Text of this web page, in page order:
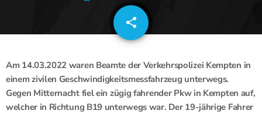
share
email
Am 14.03.2022 waren Beamte der Verkehrspolizei Kempten in
einem zivilen Geschwindigkeitsmessfahrzeug unterwegs.
Gegen Mitternacht fiel ein zügig fahrender Pkw in Kempten auf,
welcher in Richtung B19 unterwegs war. Der 19-jährige Fahrer